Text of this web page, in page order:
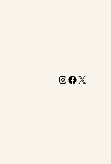
Instagram
X